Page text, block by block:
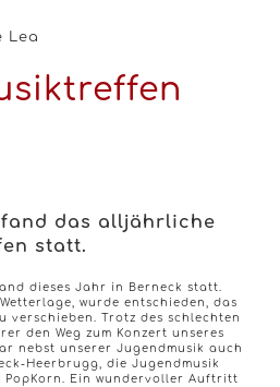
Lea
fand das alljährliche
statt.
dieses Jahr in Berneck statt.
wurde entschieden, das
verschieben. Trotz des schlechten
den Weg zum Konzert unseres
nebst unserer Jugendmusik auch
Heerbrugg, die Jugendmusik
PopKorn. Ein wundervoller Auftritt